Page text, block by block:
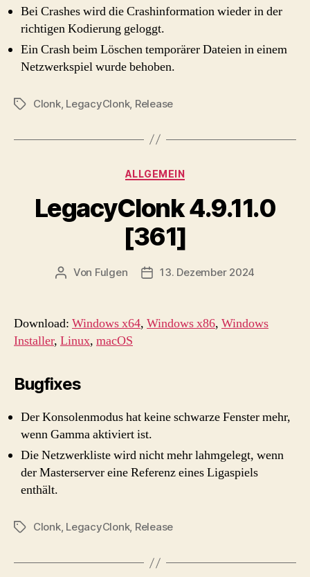
Bei Crashes wird die Crashinformation wieder in der
richtigen Kodierung geloggt.
Ein Crash beim Löschen temporärer Dateien in einem
Netzwerkspiel wurde behoben.
Schlagwörter
Clonk, LegacyClonk, Release
Kategorien
ALLGEMEIN
LegacyClonk 4.9.11.0
[361]
Beitragsautor
Von Fulgen Beitragsdatum
13. Dezember 2024
Download: Windows x64, Windows x86, Windows
Installer, Linux, macOS
Bugfixes
Der Konsolenmodus hat keine schwarze Fenster mehr,
wenn Gamma aktiviert ist.
Die Netzwerkliste wird nicht mehr lahmgelegt, wenn
der Masterserver eine Referenz eines Ligaspiels
enthält.
Schlagwörter
Clonk, LegacyClonk, Release